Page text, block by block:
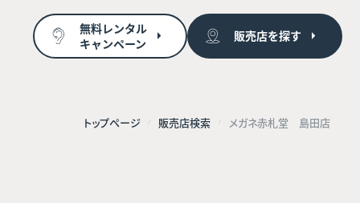
無料レンタル
キャンペーン
販売店を探す
トップページ 販売店検索 メガネ赤札堂 島田店